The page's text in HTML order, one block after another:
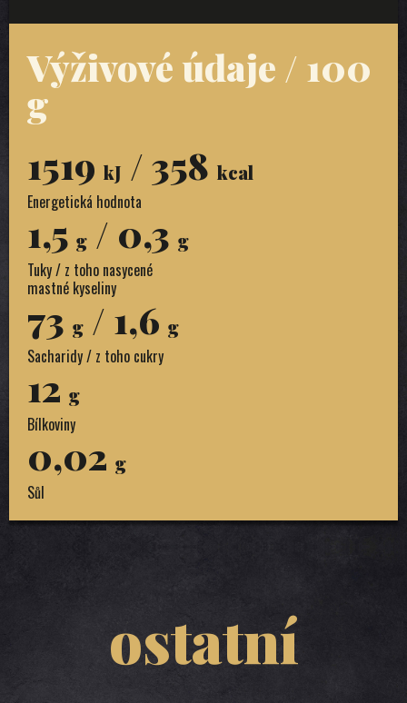
Výživové údaje / 100
g
1519 kJ / 358 kcal
Energetická hodnota
1,5 g / 0,3 g
Tuky / z toho nasycené
mastné kyseliny
73 g / 1,6 g
Sacharidy / z toho cukry
12 g
Bílkoviny
0,02 g
Sůl
ostatní